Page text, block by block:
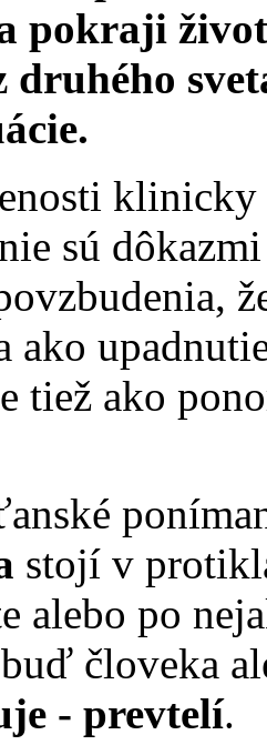
pokraji
druhého
sú
ako
tiež ako
stojí v
alebo po
človeka
- prevtelí.